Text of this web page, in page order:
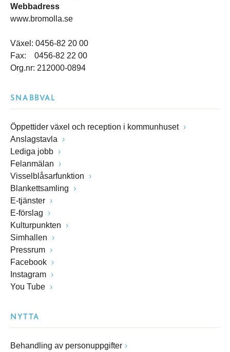
Webbadress
www.bromolla.se
Växel: 0456-82 20 00
Fax: 0456-82 22 00
Org.nr: 212000-0894
SNABBVAL
Öppettider växel och reception i kommunhuset
Anslagstavla
Lediga jobb
Felanmälan
Visselblåsarfunktion
Blankettsamling
E-tjänster
E-förslag
Kulturpunkten
Simhallen
Pressrum
Facebook
Instagram
You Tube
NYTTA
Behandling av personuppgifter